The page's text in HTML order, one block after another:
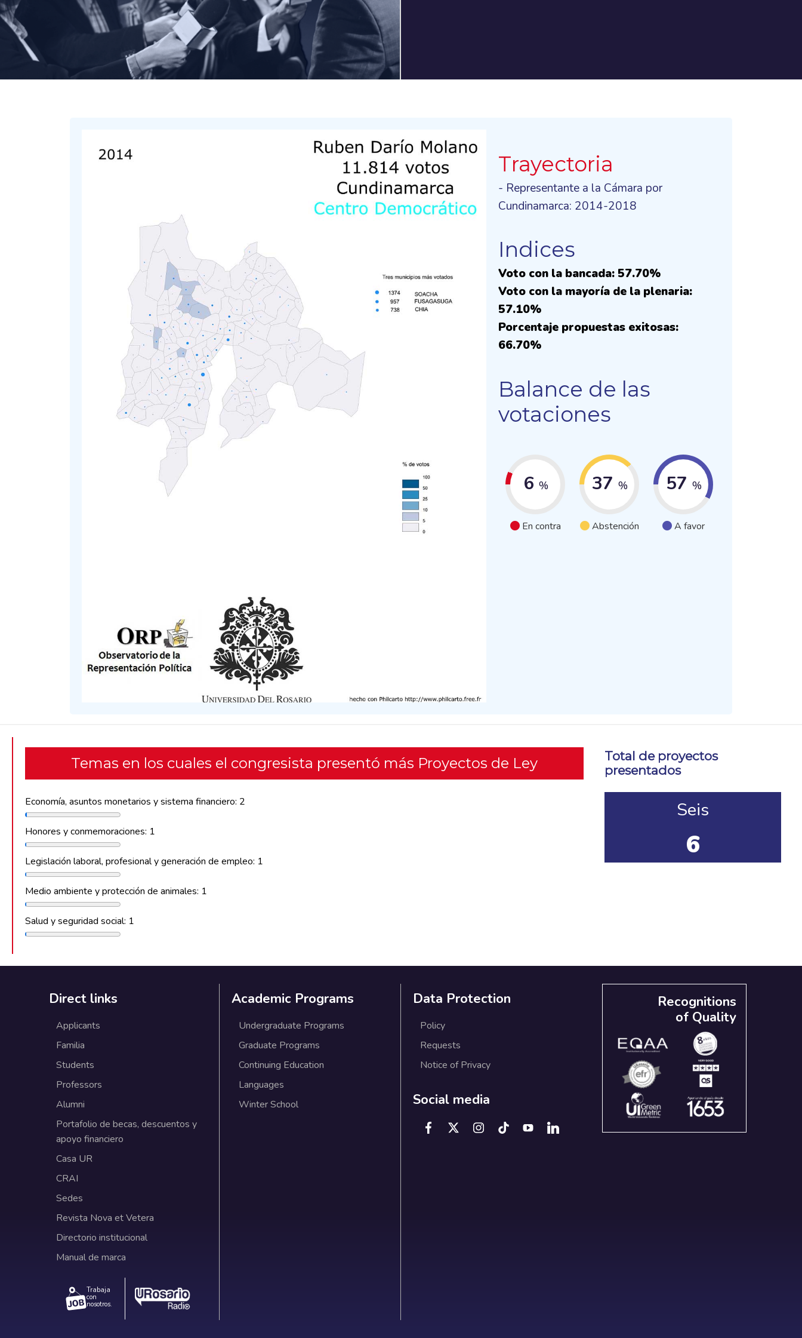
Trayectoria
- Representante a la Cámara por
Cundinamarca: 2014-2018
Indices
Voto con la bancada: 57.70%
Voto con la mayoría de la plenaria:
57.10%
Porcentaje propuestas exitosas:
66.70%
Balance de las
votaciones
6 %
En contra
37 %
Abstención
57 %
A favor
Temas en los cuales el congresista presentó más Proyectos de Ley
Economía, asuntos monetarios y sistema financiero: 2
Honores y conmemoraciones: 1
Legislación laboral, profesional y generación de empleo: 1
Medio ambiente y protección de animales: 1
Salud y seguridad social: 1
Total de proyectos
presentados
Seis
6
Direct links
Applicants
Familia
Students
Professors
Alumni
Portafolio de becas, descuentos y
apoyo financiero
Casa UR
CRAI
Sedes
Revista Nova et Vetera
Directorio institucional
Manual de marca
Trabaja
con
nosotros.
Academic Programs
Undergraduate Programs
Graduate Programs
Continuing Education
Languages
Winter School
Data Protection
Policy
Requests
Notice of Privacy
Social media
Recognitions
of Quality